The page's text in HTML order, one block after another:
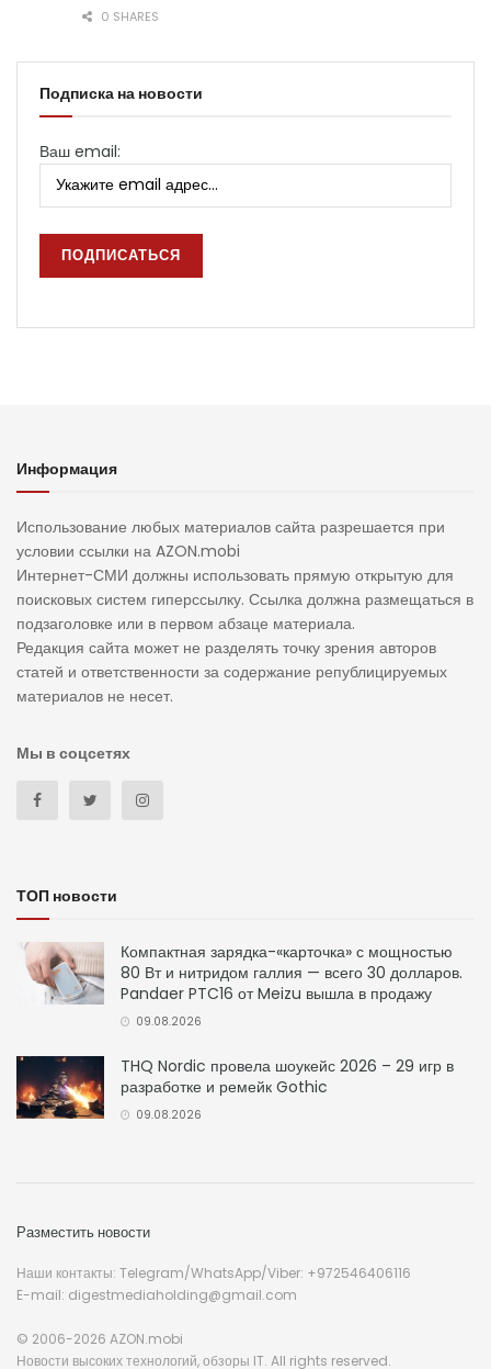
0 SHARES
Подписка на новости
Ваш email:
Информация
Использование любых материалов сайта разрешается при
условии ссылки на AZON.mobi
Интернет-СМИ должны использовать прямую открытую для
поисковых систем гиперссылку. Ссылка должна размещаться в
подзаголовке или в первом абзаце материала.
Редакция сайта может не разделять точку зрения авторов
статей и ответственности за содержание републицируемых
материалов не несет.
Мы в соцсетях
ТОП новости
Компактная зарядка-«карточка» с мощностью
80 Вт и нитридом галлия — всего 30 долларов.
Pandaer PTC16 от Meizu вышла в продажу
09.08.2026
THQ Nordic провела шоукейс 2026 – 29 игр в
разработке и ремейк Gothic
09.08.2026
Разместить новости
Наши контакты: Telegram/WhatsApp/Viber: +972546406116
E-mail: digestmediaholding@gmail.com
© 2006-2026 AZON.mobi
Новости высоких технологий, обзоры IT. All rights reserved.